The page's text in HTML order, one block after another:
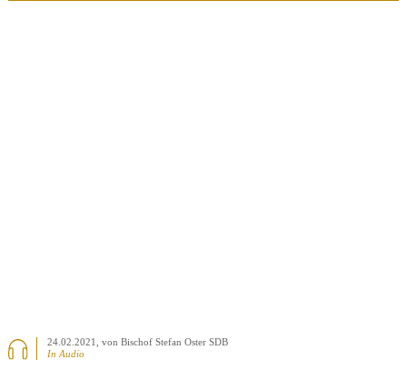
24.02.2021
, von Bischof Stefan Oster SDB
In Audio